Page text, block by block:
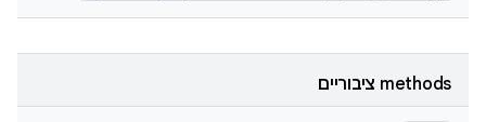
‫methods ציבוריים